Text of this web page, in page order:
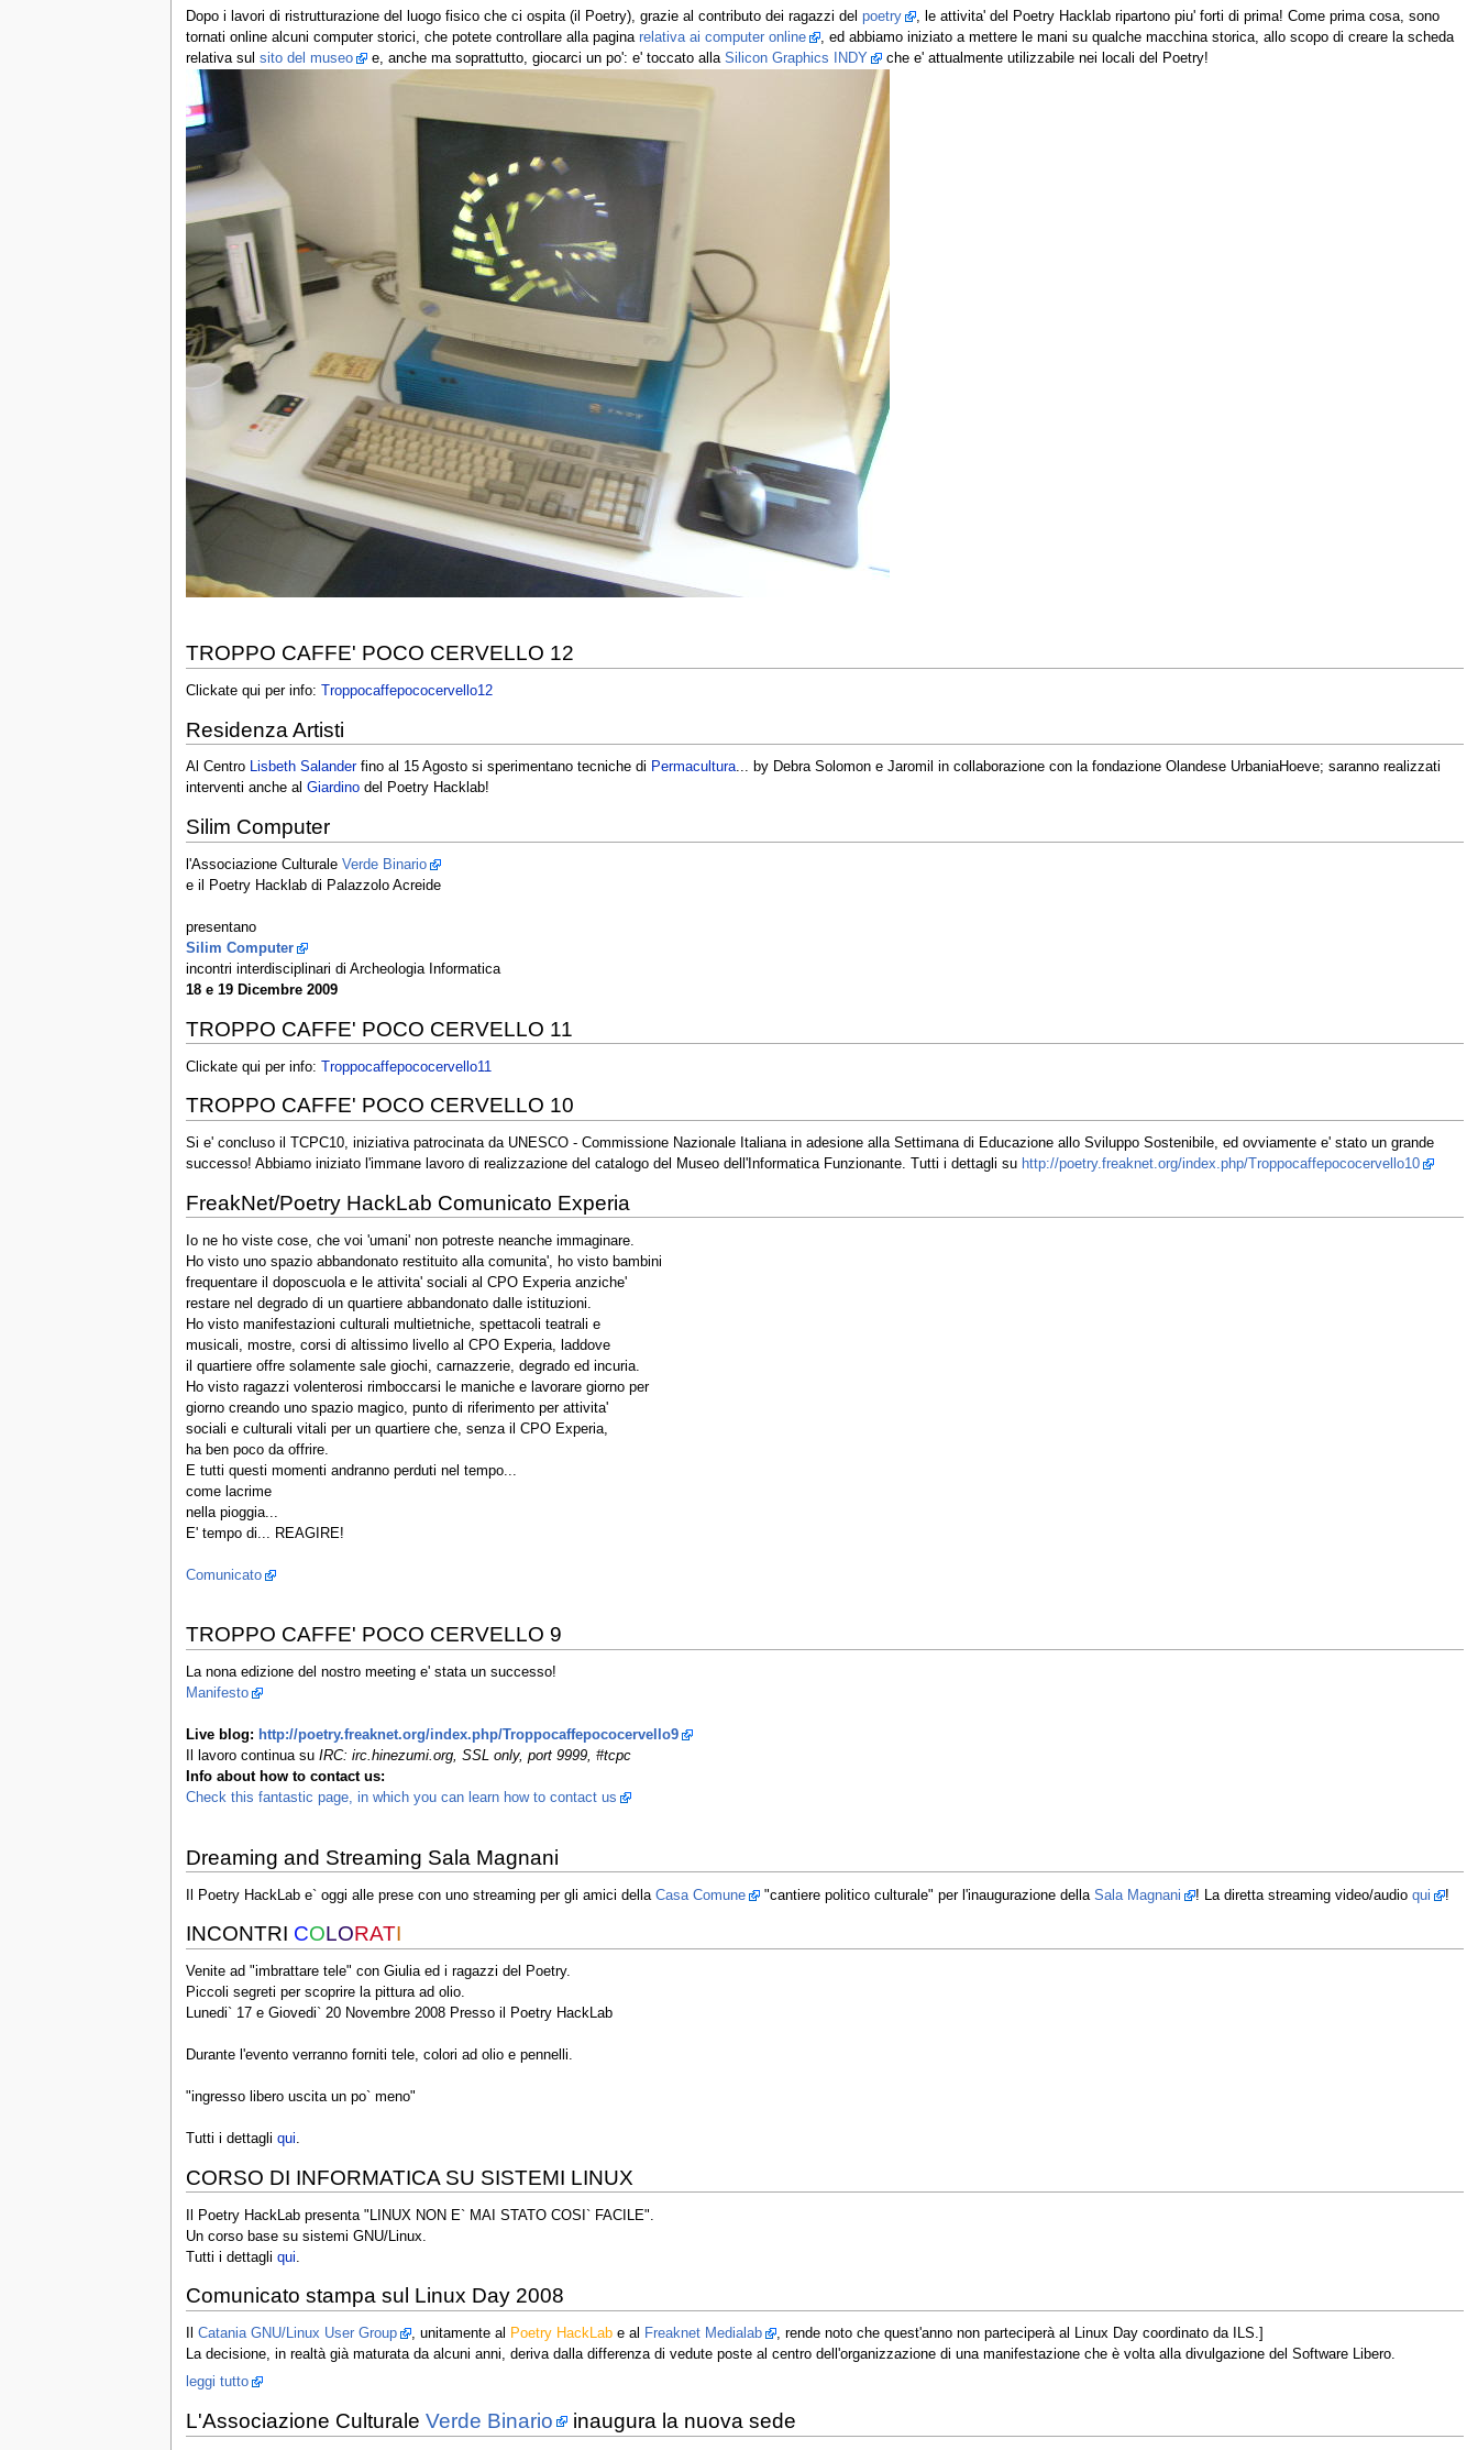
Dopo i lavori di ristrutturazione del luogo fisico che ci ospita (il Poetry), grazie al contributo dei ragazzi del poetry
, le attivita' del Poetry Hacklab ripartono piu' forti di prima! Come prima cosa, sono
tornati online alcuni computer storici, che potete controllare alla pagina relativa ai computer online
, ed abbiamo iniziato a mettere le mani su qualche macchina storica, allo scopo di creare la scheda
relativa sul sito del museo e, anche ma soprattutto, giocarci un po': e' toccato alla Silicon Graphics INDY che e' attualmente utilizzabile nei locali del Poetry!
TROPPO CAFFE' POCO CERVELLO 12
Clickate qui per info: Troppocaffepococervello12
Residenza Artisti
Al Centro Lisbeth Salanderfino al 15 Agosto si sperimentano tecniche di Permacultura... by Debra Solomon e Jaromil in collaborazione con la fondazione Olandese UrbaniaHoeve; saranno realizzati
interventi anche al Giardinodel Poetry Hacklab!
Silim Computer
l'Associazione Culturale Verde Binario
e il Poetry Hacklab di Palazzolo Acreide
presentano
Silim Computer
incontri interdisciplinari di Archeologia Informatica
18 e 19 Dicembre 2009
TROPPO CAFFE' POCO CERVELLO 11
Clickate qui per info: Troppocaffepococervello11
TROPPO CAFFE' POCO CERVELLO 10
Si e' concluso il TCPC10, iniziativa patrocinata da UNESCO - Commissione Nazionale Italiana in adesione alla Settimana di Educazione allo Sviluppo Sostenibile, ed ovviamente e' stato un grande
successo! Abbiamo iniziato l'immane lavoro di realizzazione del catalogo del Museo dell'Informatica Funzionante. Tutti i dettagli su http://poetry.freaknet.org/index.php/Troppocaffepococervello10
FreakNet/Poetry HackLab Comunicato Experia
Io ne ho viste cose, che voi 'umani' non potreste neanche immaginare.
Ho visto uno spazio abbandonato restituito alla comunita', ho visto bambini
frequentare il doposcuola e le attivita' sociali al CPO Experia anziche'
restare nel degrado di un quartiere abbandonato dalle istituzioni.
Ho visto manifestazioni culturali multietniche, spettacoli teatrali e
musicali, mostre, corsi di altissimo livello al CPO Experia, laddove
il quartiere offre solamente sale giochi, carnazzerie, degrado ed incuria.
Ho visto ragazzi volenterosi rimboccarsi le maniche e lavorare giorno per
giorno creando uno spazio magico, punto di riferimento per attivita'
sociali e culturali vitali per un quartiere che, senza il CPO Experia,
ha ben poco da offrire.
E tutti questi momenti andranno perduti nel tempo...
come lacrime
nella pioggia...
E' tempo di... REAGIRE!
Comunicato
TROPPO CAFFE' POCO CERVELLO 9
La nona edizione del nostro meeting e' stata un successo!
Manifesto
Live blog: http://poetry.freaknet.org/index.php/Troppocaffepococervello9
Il lavoro continua su IRC: irc.hinezumi.org, SSL only, port 9999, #tcpc
Info about how to contact us:
Check this fantastic page, in which you can learn how to contact us
Dreaming and Streaming Sala Magnani
Il Poetry HackLab e` oggi alle prese con uno streaming per gli amici della Casa Comune "cantiere politico culturale" per l'inaugurazione della Sala Magnani ! La diretta streaming video/audio qui !
INCONTRI COLORATI
Venite ad "imbrattare tele" con Giulia ed i ragazzi del Poetry.
Piccoli segreti per scoprire la pittura ad olio.
Lunedi` 17 e Giovedi` 20 Novembre 2008 Presso il Poetry HackLab
Durante l'evento verranno forniti tele, colori ad olio e pennelli.
"ingresso libero uscita un po` meno"
Tutti i dettagli qui.
CORSO DI INFORMATICA SU SISTEMI LINUX
Il Poetry HackLab presenta "LINUX NON E` MAI STATO COSI` FACILE".
Un corso base su sistemi GNU/Linux.
Tutti i dettagli qui
Comunicato stampa sul Linux Day 2008
Catania GNU/Linux User Group , unitamente al Poetry HackLabe al Freaknet Medialab
, rende noto che quest'anno non parteciperà al Linux Day coordinato da ILS.]
La decisione, in realtà già maturata da alcuni anni, deriva dalla differenza di vedute poste al centro dell'organizzazione di una manifestazione che è volta alla divulgazione del Software Libero.
leggi tutto
L'Associazione Culturale Verde Binario inaugura la nuova sede